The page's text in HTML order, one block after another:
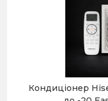
Кондиціонер